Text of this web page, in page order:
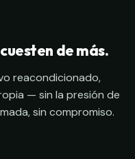
de más.
reacondicionado,
— sin la presión de
sin compromiso.